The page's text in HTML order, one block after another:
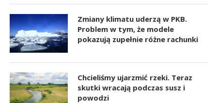
Zmiany klimatu uderzą w PKB.
Problem w tym, że modele
pokazują zupełnie różne rachunki
Chcieliśmy ujarzmić rzeki. Teraz
skutki wracają podczas susz i
powodzi